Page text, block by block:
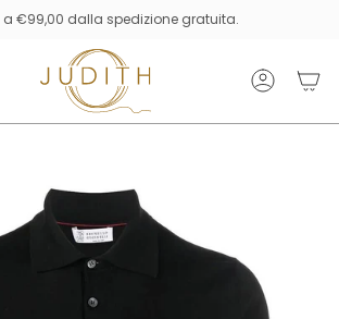
a €99,00 dalla spedizione gratuita.
ACCOUNT